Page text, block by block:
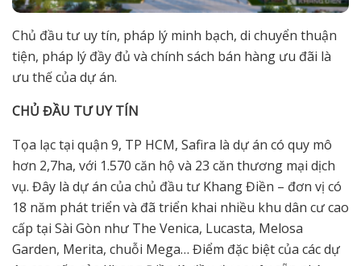
Chủ đầu tư uy tín, pháp lý minh bạch, di chuyển thuận
tiện, pháp lý đầy đủ và chính sách bán hàng ưu đãi là
ưu thế của dự án.
CHỦ ĐẦU TƯ UY TÍN
Tọa lạc tại quận 9, TP HCM, Safira là dự án có quy mô
hơn 2,7ha, với 1.570 căn hộ và 23 căn thương mại dịch
vụ. Đây là dự án của chủ đầu tư Khang Điền – đơn vị có
18 năm phát triển và đã triển khai nhiều khu dân cư cao
cấp tại Sài Gòn như The Venica, Lucasta, Melosa
Garden, Merita, chuỗi Mega… Điểm đặc biệt của các dự